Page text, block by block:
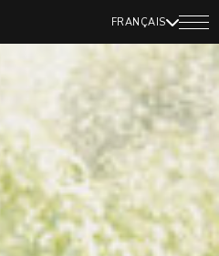
FRANÇAIS